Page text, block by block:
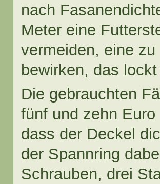
nach
Meter eine
vermeiden, eine
bewirken, das
Die gebrauchten
fünf und zehn
dass der Deckel
der Spannring
Schrauben, drei